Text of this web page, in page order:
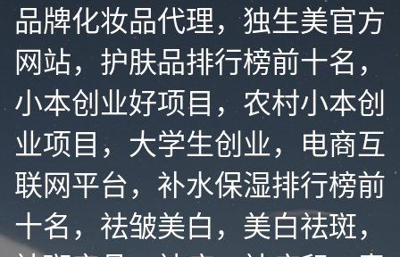
品牌化妆品代理，独生美官方
网站，护肤品排行榜前十名，
小本创业好项目，农村小本创
业项目，大学生创业，电商互
联网平台，补水保湿排行榜前
十名，祛皱美白，美白祛斑，